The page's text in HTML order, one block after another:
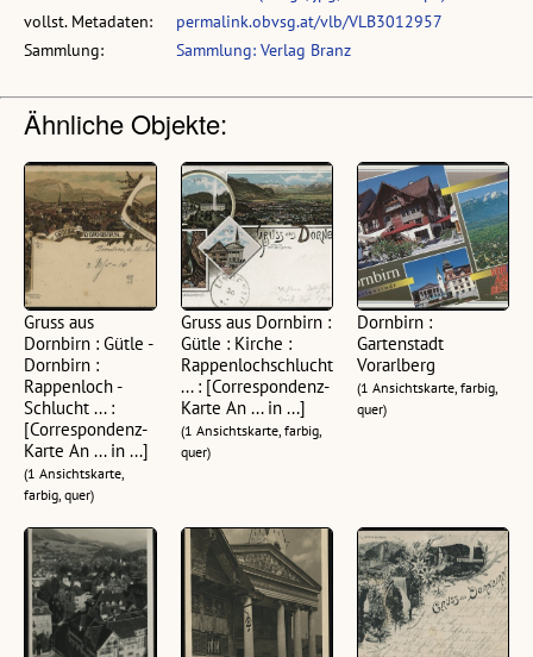
vollst. Metadaten:
permalink.obvsg.at/vlb/VLB3012957
Sammlung:
Sammlung: Verlag Branz
Ähnliche Objekte:
Gruss aus
Dornbirn : Gütle -
Dornbirn :
Rappenloch -
Schlucht ... :
[Correspondenz-
Karte An ... in ...]
(1 Ansichtskarte,
farbig, quer)
Gruss aus Dornbirn :
Gütle : Kirche :
Rappenlochschlucht
... : [Correspondenz-
Karte An ... in ...]
(1 Ansichtskarte, farbig,
quer)
Dornbirn :
Gartenstadt
Vorarlberg
(1 Ansichtskarte, farbig,
quer)